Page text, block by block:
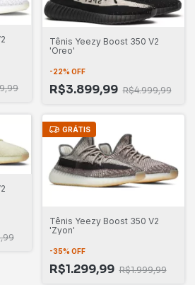
Tênis Yeezy Boost 350 V2
'Oreo'
-22% OFF
R$3.899,99 R$4.999,99
GRÁTIS
Tênis Yeezy Boost 350 V2
'Zyon'
-35% OFF
R$1.299,99 R$1.999,99